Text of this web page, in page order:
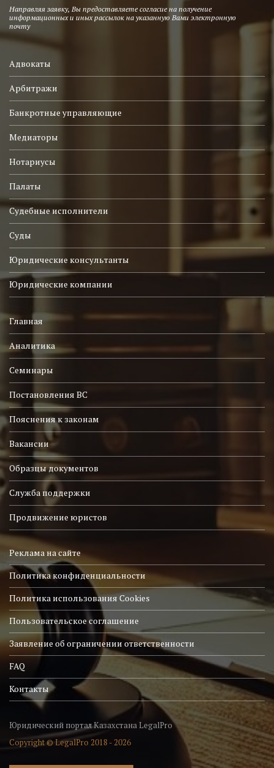
Направляя заявку, Вы предоставляете согласие на получение
информационных и иных рассылок на указанную Вами электронную
почту
Адвокаты
Арбитражи
Банкротные управляющие
Медиаторы
Нотариусы
Палаты
Судебные исполнители
Суды
Юридические консультанты
Юридические компании
Главная
Аналитика
Семинары
Постановления ВС
Пояснения к законам
Вакансии
Образцы документов
Служба поддержки
Продвижение юристов
Реклама на сайте
Политика конфиденциальности
Политика использования Cookies
Пользовательское соглашение
Заявление об ограничении ответственности
FAQ
Контакты
Юридический портал Казахстана LegalPro
Copyright © LegalPro 2018 - 2026